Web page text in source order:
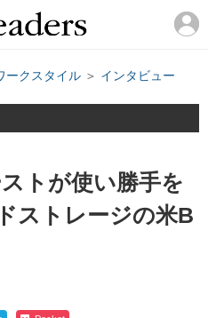
ークスタイル ＞ インタビュー
トが使い勝手を
ストレージの米B